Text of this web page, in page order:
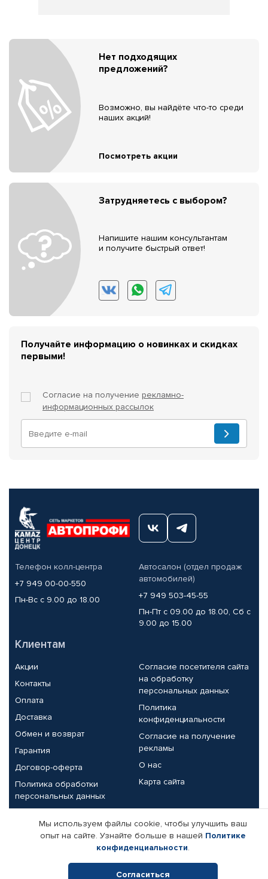
Нет подходящих
предложений?
Возможно, вы найдёте что-то среди
наших акций!
Посмотреть акции
Затрудняетесь с выбором?
Напишите нашим консультантам
и получите быстрый ответ!
Получайте информацию о новинках и скидках
первыми!
Согласие на получение рекламно-
информационных рассылок
Телефон колл-центра
+7 949 00-00-550
Пн-Вс с 9.00 до 18.00
Автосалон (отдел продаж
автомобилей)
+7 949 503-45-55
Пн-Пт с 09.00 до 18.00, Сб с
9.00 до 15.00
Клиентам
Акции
Контакты
Оплата
Доставка
Обмен и возврат
Гарантия
Договор-оферта
Политика обработки
персональных данных
Согласие посетителя сайта
на обработку
персональных данных
Политика
конфиденциальности
Согласие на получение
рекламы
О нас
Карта сайта
Партнерам
Корпоративным клиентам
Поставщикам
Реквизиты компании
Мы используем файлы cookie, чтобы улучшить ваш
опыт на сайте. Узнайте больше в нашей Политике
конфиденциальности.
Согласиться